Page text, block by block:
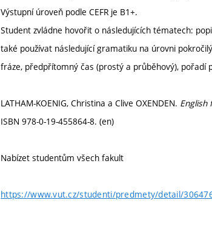
Výstupní úroveň podle CEFR je B1+.
Student zvládne hovořit o následujících tématech:
také používat následující gramatiku na úrovni
fráze, předpřítomný čas (prostý a průběhový), pořadí
LATHAM-KOENIG, Christina a Clive OXENDEN. English
ISBN 978-0-19-455864-8. (en)
Nabízet studentům všech fakult
https://www.vut.cz/studenti/predmety/detail/